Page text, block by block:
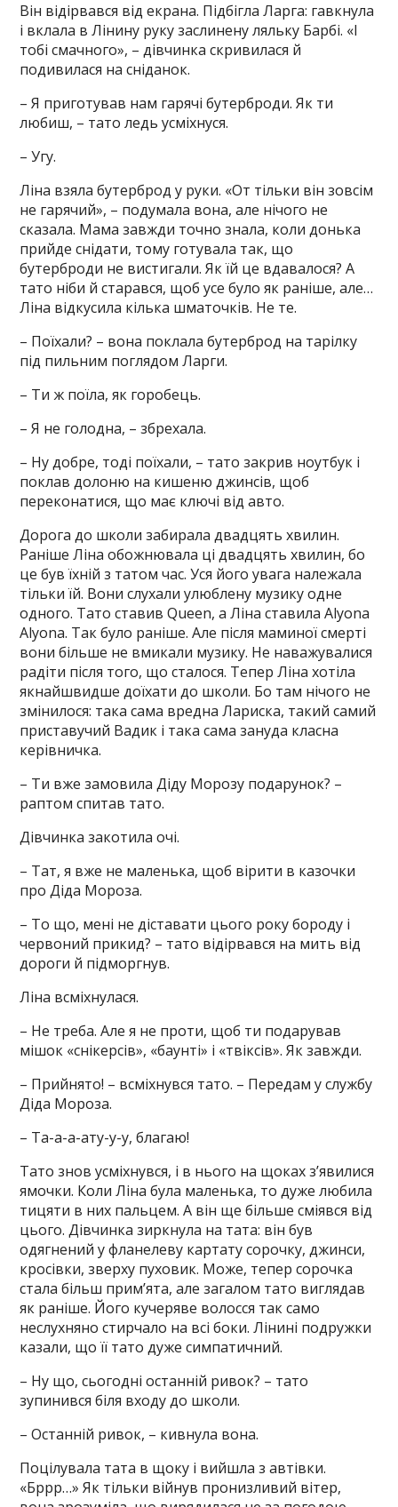
Він відірвався від екрана. Підбігла Ларга: гавкнула
і вклала в Лінину руку заслинену ляльку Барбі. «І
тобі смачного», – дівчинка скривилася й
подивилася на сніданок.
– Я приготував нам гарячі бутерброди. Як ти
любиш, – тато ледь усміхнуся.
– Угу.
Ліна взяла бутерброд у руки. «От тільки він зовсім
не гарячий», – подумала вона, але нічого не
сказала. Мама завжди точно знала, коли донька
прийде снідати, тому готувала так, що
бутерброди не вистигали. Як їй це вдавалося? А
тато ніби й старався, щоб усе було як раніше, але…
Ліна відкусила кілька шматочків. Не те.
– Поїхали? – вона поклала бутерброд на тарілку
під пильним поглядом Ларги.
– Ти ж поїла, як горобець.
– Я не голодна, – збрехала.
– Ну добре, тоді поїхали, – тато закрив ноутбук і
поклав долоню на кишеню джинсів, щоб
переконатися, що має ключі від авто.
Дорога до школи забирала двадцять хвилин.
Раніше Ліна обожнювала ці двадцять хвилин, бо
це був їхній з татом час. Уся його увага належала
тільки їй. Вони слухали улюблену музику одне
одного. Тато ставив Queen, а Ліна ставила Alyona
Alyona. Так було раніше. Але після маминої смерті
вони більше не вмикали музику. Не наважувалися
радіти після того, що сталося. Тепер Ліна хотіла
якнайшвидше доїхати до школи. Бо там нічого не
змінилося: така сама вредна Лариска, такий самий
приставучий Вадик і така сама зануда класна
керівничка.
– Ти вже замовила Діду Морозу подарунок? –
раптом спитав тато.
Дівчинка закотила очі.
– Тат, я вже не маленька, щоб вірити в казочки
про Діда Мороза.
– То що, мені не діставати цього року бороду і
червоний прикид? – тато відірвався на мить від
дороги й підморгнув.
Ліна всміхнулася.
– Не треба. Але я не проти, щоб ти подарував
мішок «снікерсів», «баунті» і «твіксів». Як завжди.
– Прийнято! – всміхнувся тато. – Передам у службу
Діда Мороза.
– Та-а-а-ату-у-у, благаю!
Тато знов усміхнувся, і в нього на щоках з’явилися
ямочки. Коли Ліна була маленька, то дуже любила
тицяти в них пальцем. А він ще більше сміявся від
цього. Дівчинка зиркнула на тата: він був
одягнений у фланелеву картату сорочку, джинси,
кросівки, зверху пуховик. Може, тепер сорочка
стала більш прим’ята, але загалом тато виглядав
як раніше. Його кучеряве волосся так само
неслухняно стирчало на всі боки. Лінині подружки
казали, що її тато дуже симпатичний.
– Ну що, сьогодні останній ривок? – тато
зупинився біля входу до школи.
– Останній ривок, – кивнула вона.
Поцілувала тата в щоку і вийшла з автівки.
«Бррр…» Як тільки війнув пронизливий вітер,